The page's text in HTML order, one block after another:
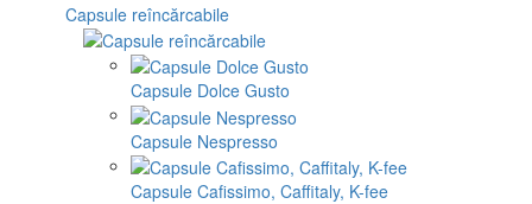
Capsule reîncărcabile
Capsule Dolce Gusto
Capsule Nespresso
Capsule Cafissimo, Caffitaly, K-fee